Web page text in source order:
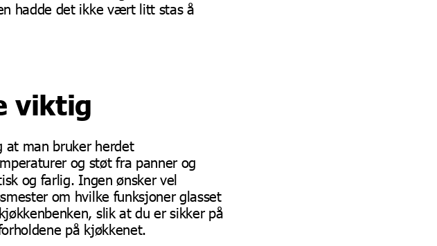
hadde det ikke vært litt stas å
viktig
man bruker herdet
og støt fra panner og
og farlig. Ingen ønsker vel
om hvilke funksjoner glasset
slik at du er sikker på
på kjøkkenet.